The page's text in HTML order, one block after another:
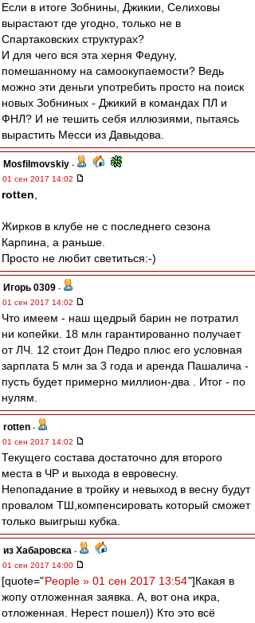
Если в итоге Зобнины, Джикии, Селиховы
вырастают где угодно, только не в
Спартаковских структурах?
И для чего вся эта херня Федуну,
помешанному на самоокупаемости? Ведь
можно эти деньги употребить просто на поиск
новых Зобниных - Джикий в командах ПЛ и
ФНЛ? И не тешить себя иллюзиями, пытаясь
вырастить Месси из Давыдова.
Mosfilmovskiy -
01 сен 2017 14:02
rotten
Жирков в клубе не с последнего сезона
Карпина, а раньше.
Просто не любит светиться:-)
Игорь 0309 -
01 сен 2017 14:02
Что имеем - наш щедрый барин не потратил
ни копейки. 18 млн гарантированно получает
от ЛЧ. 12 стоит Дон Педро плюс его условная
зарплата 5 млн за 3 года и аренда Пашалича -
пусть будет примерно миллион-два . Итог - по
нулям.
rotten -
01 сен 2017 14:02
Текущего состава достаточно для второго
места в ЧР и выхода в евровесну.
Непопадание в тройку и невыход в весну будут
провалом ТШ,компенсировать который сможет
только выигрыш кубка.
из Хабаровска -
01 сен 2017 14:00
[quote="People » 01 сен 2017 13:54"]Какая в
жопу отложенная заявка. А, вот она икра,
отложенная. Нерест пошел)) Кто это всё